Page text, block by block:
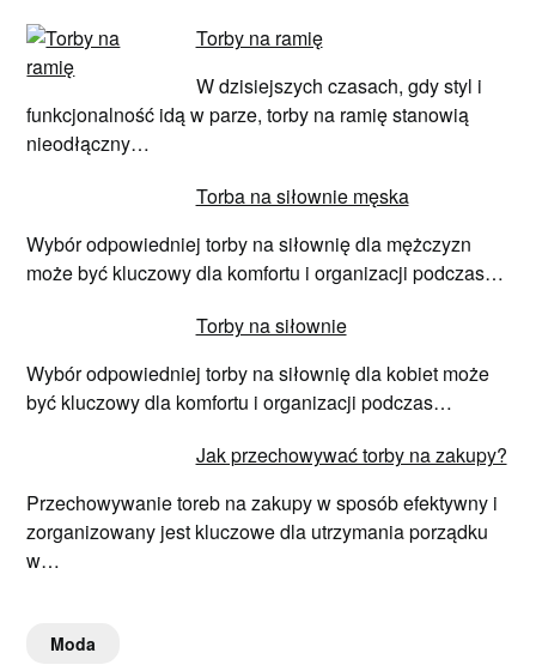
Torby na ramię
W dzisiejszych czasach, gdy styl i
funkcjonalność idą w parze, torby na ramię stanowią
nieodłączny…
Torba na siłownie męska
Wybór odpowiedniej torby na siłownię dla mężczyzn
może być kluczowy dla komfortu i organizacji podczas…
Torby na siłownie
Wybór odpowiedniej torby na siłownię dla kobiet może
być kluczowy dla komfortu i organizacji podczas…
Jak przechowywać torby na zakupy?
Przechowywanie toreb na zakupy w sposób efektywny i
zorganizowany jest kluczowe dla utrzymania porządku
w…
Moda